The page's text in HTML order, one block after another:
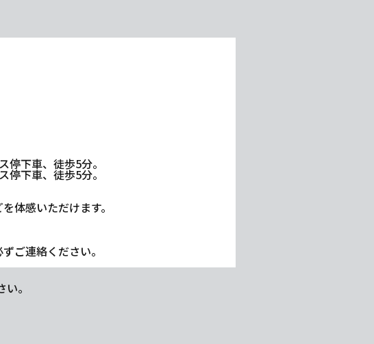
下車、徒歩5分。
下車、徒歩5分。
体感いただけます。
ご連絡ください。
。